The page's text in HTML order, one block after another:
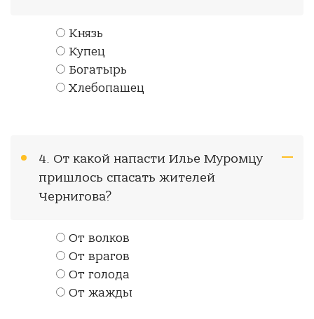
Князь
Купец
Богатырь
Хлебопашец
4. От какой напасти Илье Муромцу
пришлось спасать жителей
Чернигова?
От волков
От врагов
От голода
От жажды